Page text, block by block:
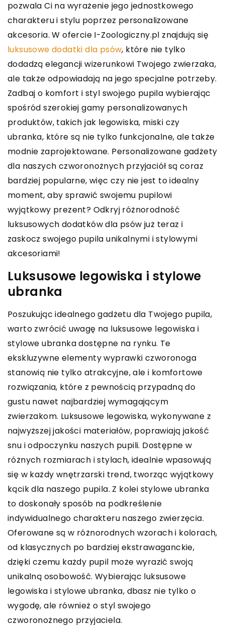
pozwala Ci na wyrażenie jego jednostkowego
charakteru i stylu poprzez personalizowane
akcesoria. W ofercie I-Zoologiczny.pl znajdują się
luksusowe dodatki dla psów, które nie tylko
dodadzą elegancji wizerunkowi Twojego zwierzaka,
ale także odpowiadają na jego specjalne potrzeby.
Zadbaj o komfort i styl swojego pupila wybierając
spośród szerokiej gamy personalizowanych
produktów, takich jak legowiska, miski czy
ubranka, które są nie tylko funkcjonalne, ale także
modnie zaprojektowane. Personalizowane gadżety
dla naszych czworonożnych przyjaciół są coraz
bardziej popularne, więc czy nie jest to idealny
moment, aby sprawić swojemu pupilowi
wyjątkowy prezent? Odkryj różnorodność
luksusowych dodatków dla psów już teraz i
zaskocz swojego pupila unikalnymi i stylowymi
akcesoriami!
Luksusowe legowiska i stylowe
ubranka
Poszukując idealnego gadżetu dla Twojego pupila,
warto zwrócić uwagę na luksusowe legowiska i
stylowe ubranka dostępne na rynku. Te
ekskluzywne elementy wyprawki czworonoga
stanowią nie tylko atrakcyjne, ale i komfortowe
rozwiązania, które z pewnością przypadną do
gustu nawet najbardziej wymagającym
zwierzakom. Luksusowe legowiska, wykonywane z
najwyższej jakości materiałów, poprawiają jakość
snu i odpoczynku naszych pupili. Dostępne w
różnych rozmiarach i stylach, idealnie wpasowują
się w każdy wnętrzarski trend, tworząc wyjątkowy
kącik dla naszego pupila. Z kolei stylowe ubranka
to doskonały sposób na podkreślenie
indywidualnego charakteru naszego zwierzęcia.
Oferowane są w różnorodnych wzorach i kolorach,
od klasycznych po bardziej ekstrawaganckie,
dzięki czemu każdy pupil może wyrazić swoją
unikalną osobowość. Wybierając luksusowe
legowiska i stylowe ubranka, dbasz nie tylko o
wygodę, ale również o styl swojego
czworonożnego przyjaciela.